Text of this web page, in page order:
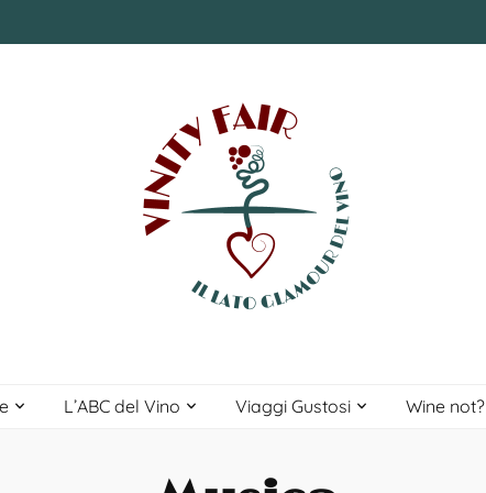
L’ABC del Vino Viaggi Gustosi Wine not?